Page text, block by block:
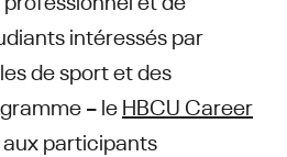
intéressés par
de sport et des
– leHBCU Career
participants